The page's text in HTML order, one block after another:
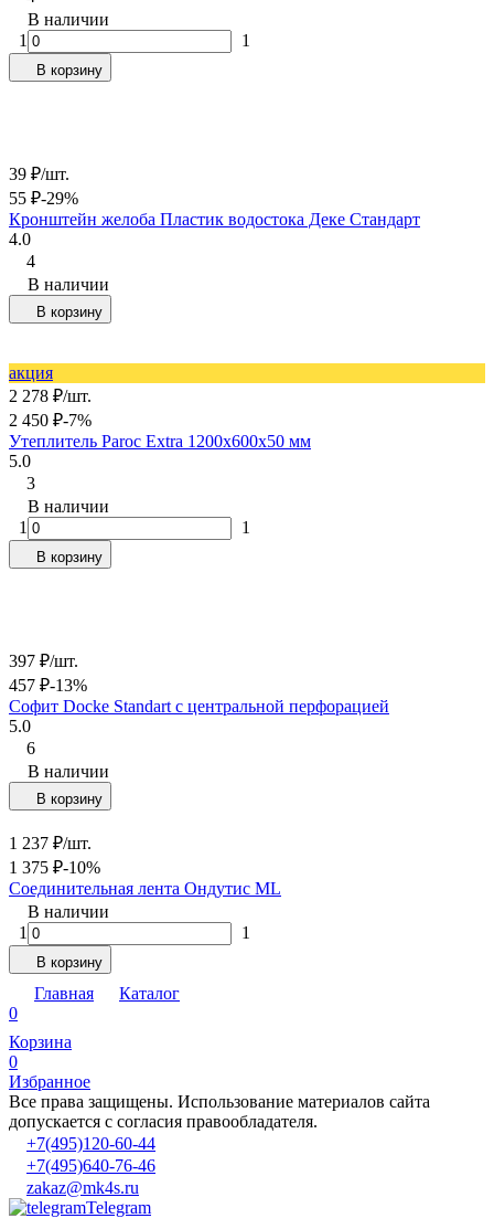
В наличии
1
1
В корзину
39 ₽/шт.
55 ₽-29%
Кронштейн желоба Пластик водостока Деке Стандарт
4.0
4
В наличии
В корзину
акция
2 278 ₽/шт.
2 450 ₽-7%
Утеплитель Paroc Extra 1200х600х50 мм
5.0
3
В наличии
1
1
В корзину
397 ₽/шт.
457 ₽-13%
Софит Docke Standart с центральной перфорацией
5.0
6
В наличии
В корзину
1 237 ₽/шт.
1 375 ₽-10%
Соединительная лента Ондутис ML
В наличии
1
1
В корзину
Главная
Каталог
0
Корзина
0
Избранное
Все права защищены. Использование материалов сайта
допускается с согласия правообладателя.
+7(495)120-60-44
+7(495)640-76-46
zakaz@mk4s.ru
Telegram